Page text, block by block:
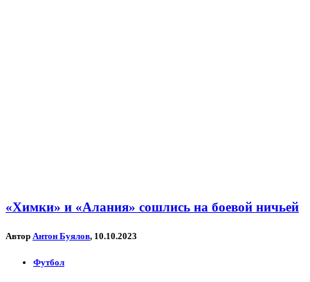
«Химки» и «Алания» сошлись на боевой ничьей
Автор Антон Буялов, 10.10.2023
Футбол